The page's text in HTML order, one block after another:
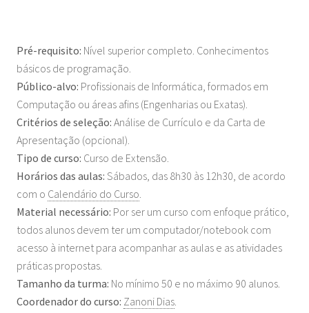
Pré-requisito: Nível superior completo. Conhecimentos
básicos de programação.
Público-alvo: Profissionais de Informática, formados em
Computação ou áreas afins (Engenharias ou Exatas).
Critérios de seleção: Análise de Currículo e da Carta de
Apresentação (opcional).
Tipo de curso: Curso de Extensão.
Horários das aulas: Sábados, das 8h30 às 12h30, de acordo
com o Calendário do Curso
Material necessário: Por ser um curso com enfoque prático,
todos alunos devem ter um computador/notebook com
acesso à internet para acompanhar as aulas e as atividades
práticas propostas.
Tamanho da turma: No mínimo 50 e no máximo 90 alunos.
Coordenador do curso: Zanoni Dias